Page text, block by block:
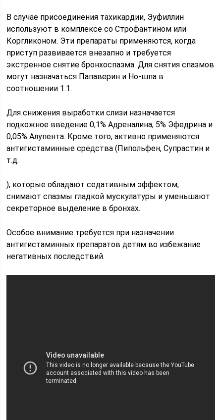
В случае присоединения тахикардии, Эуфиллин
используют в комплексе со Строфантином или
Коргликоном. Эти препараты применяются, когда
приступ развивается внезапно и требуется
экстренное снятие бронхоспазма. Для снятия спазмов
могут назначаться Папаверин и Но-шпа в
соотношении 1:1.
Для снижения выработки слизи назначается
подкожное введение 0,1% Адреналина, 5% Эфедрина и
0,05% Алупента. Кроме того, активно применяются
антигистаминные средства (Пипольфен, Супрастин и
т.д.
), которые обладают седативным эффектом,
снимают спазмы гладкой мускулатуры и уменьшают
секреторное выделение в бронхах.
Особое внимание требуется при назначении
антигистаминных препаратов детям во избежание
негативных последствий.